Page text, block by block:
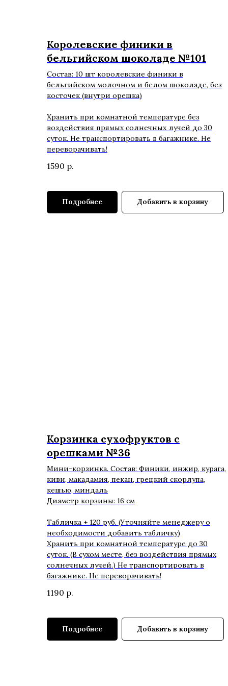
Королевские финики в
бельгийском шоколаде №101
Состав: 10 шт королевские финики в
бельгийском молочном и белом шоколаде, без
косточек (внутри орешка)
Хранить при комнатной температуре без
воздействия прямых солнечных лучей до 30
суток. Не транспортировать в багажнике. Не
переворачивать!
1590 р.
Подробнее Добавить в корзину
Корзинка сухофруктов с
орешками №36
Мини-корзинка. Состав: Финики, инжир, курага,
киви, макадамия, пекан, грецкий скорлупа,
кешью, миндаль
Диаметр корзины: 16 см
Табличка + 120 руб. (Уточняйте менеджеру о
необходимости добавить табличку)
Хранить при комнатной температуре до 30
суток. (В сухом месте, без воздействия прямых
солнечных лучей.) Не транспортировать в
багажнике. Не переворачивать!
1190 р.
Подробнее Добавить в корзину